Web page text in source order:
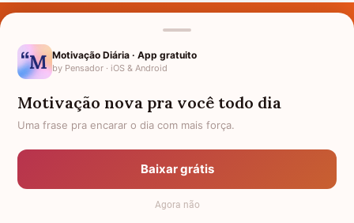
Nomes pelo Mundo
Política de Privacidade
Anuncie
Termos de Uso
Motivação Diária · App gratuito
by Pensador · iOS & Android
Motivação nova pra você todo dia
Uma frase pra encarar o dia com mais força.
Baixar grátis
Agora não